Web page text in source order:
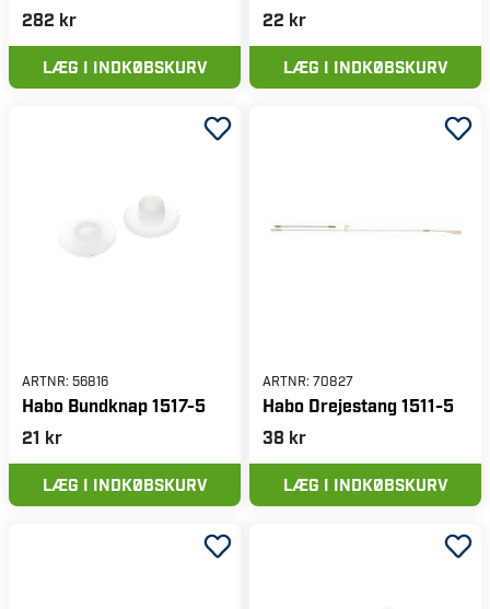
282 kr
LÆG I INDKØBSKURV
22 kr
LÆG I INDKØBSKURV
ARTNR: 56816
Habo Bundknap 1517-5
21 kr
LÆG I INDKØBSKURV
ARTNR: 70827
Habo Drejestang 1511-5
38 kr
LÆG I INDKØBSKURV